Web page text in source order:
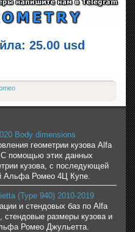
25.00 usd
Body dimensions
геометрии кузова Alfa
С помощью этих данных
кузова, с последующей
Альфа Ромео 4Ц Купе.
(Type 940) 2010-2019
и стендовых баз по Alfa
стендовые размеры кузова и
Ромео Джульетта.